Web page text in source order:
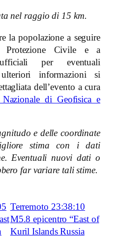
nel raggio di 15 km.
la popolazione a seguire
Protezione Civile e a
per eventuali
informazioni si
dell’evento a cura
di Geofisica e
e delle coordinate
stima con i dati
Eventuali nuovi dati o
far variare tali stime.
Terremoto 23:38:10
M5.8 epicentro “East of
Kuril Islands Russia